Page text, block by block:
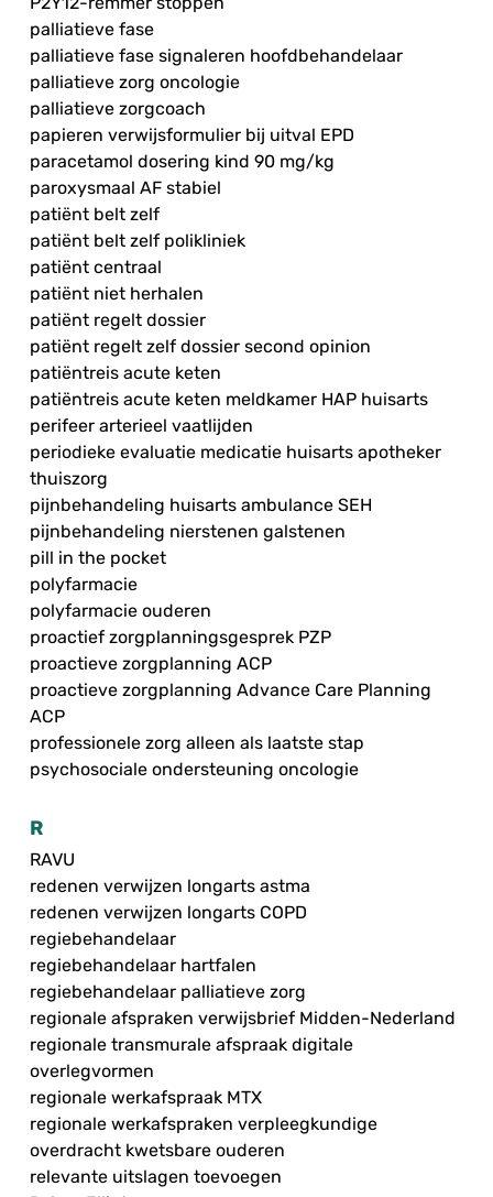
palliatieve fase
palliatieve fase signaleren hoofdbehandelaar
palliatieve zorg oncologie
palliatieve zorgcoach
papieren verwijsformulier bij uitval EPD
paracetamol dosering kind 90 mg/kg
paroxysmaal AF stabiel
patiënt belt zelf
patiënt belt zelf polikliniek
patiënt centraal
patiënt niet herhalen
patiënt regelt dossier
patiënt regelt zelf dossier second opinion
patiëntreis acute keten
patiëntreis acute keten meldkamer HAP huisarts
perifeer arterieel vaatlijden
periodieke evaluatie medicatie huisarts apotheker
thuiszorg
pijnbehandeling huisarts ambulance SEH
pijnbehandeling nierstenen galstenen
pill in the pocket
polyfarmacie
polyfarmacie ouderen
proactief zorgplanningsgesprek PZP
proactieve zorgplanning ACP
proactieve zorgplanning Advance Care Planning
ACP
professionele zorg alleen als laatste stap
psychosociale ondersteuning oncologie
R
RAVU
redenen verwijzen longarts astma
redenen verwijzen longarts COPD
regiebehandelaar
regiebehandelaar hartfalen
regiebehandelaar palliatieve zorg
regionale afspraken verwijsbrief Midden-Nederland
regionale transmurale afspraak digitale
overlegvormen
regionale werkafspraak MTX
regionale werkafspraken verpleegkundige
overdracht kwetsbare ouderen
relevante uitslagen toevoegen